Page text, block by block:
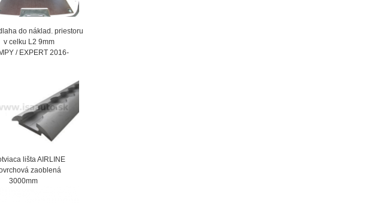
do náklad. priestoru
L2 9mm
/ EXPERT 2016-
lišta AIRLINE
zaoblená